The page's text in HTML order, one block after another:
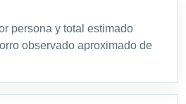
persona y total estimado
observado aproximado de